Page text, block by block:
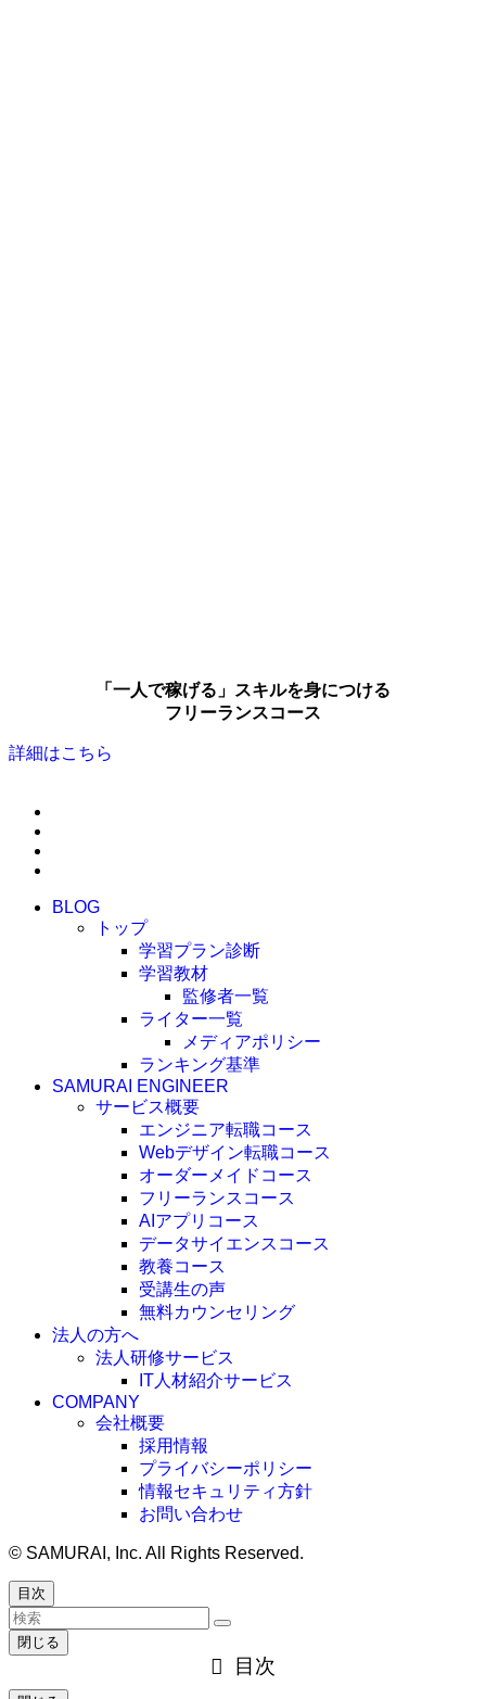
「一人で稼げる」スキルを身につける
フリーランスコース
詳細はこちら
BLOG
トップ
学習プラン診断
学習教材
監修者一覧
ライター一覧
メディアポリシー
ランキング基準
SAMURAI ENGINEER
サービス概要
エンジニア転職コース
Webデザイン転職コース
オーダーメイドコース
フリーランスコース
AIアプリコース
データサイエンスコース
教養コース
受講生の声
無料カウンセリング
法人の方へ
法人研修サービス
IT人材紹介サービス
COMPANY
会社概要
採用情報
プライバシーポリシー
情報セキュリティ方針
お問い合わせ
© SAMURAI, Inc. All Rights Reserved.
目次
閉じる
目次